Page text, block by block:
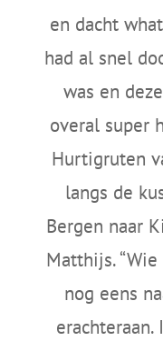
en dacht
had al snel
was en
overal super
Hurtigruten
langs de
Bergen naar
Matthijs.
nog eens